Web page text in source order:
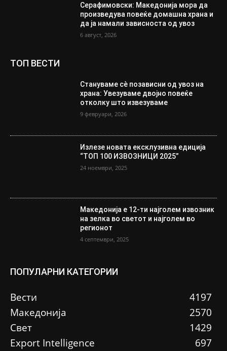
Серафимовски: Македонија мора да
произведува повеќе домашна храна и
да ја намали зависноста од увоз
6 август, 2026
ТОП ВЕСТИ
Стануваме сè позависни од увоз на
храна: Увезуваме двојно повеќе
отколку што извезуваме
9 февруари, 2026
Излезе новата ексклузивна едиција
“ТОП 100 ИЗВОЗНИЦИ 2025”
24 ноември, 2025
Македонија е 12-ти најголем извозник
на зелка во светот и најголем во
регионот
4 септември, 2025
ПОПУЛАРНИ КАТЕГОРИИ
Вести
4197
Македонија
2570
Свет
1429
Еxport Intelligence
697